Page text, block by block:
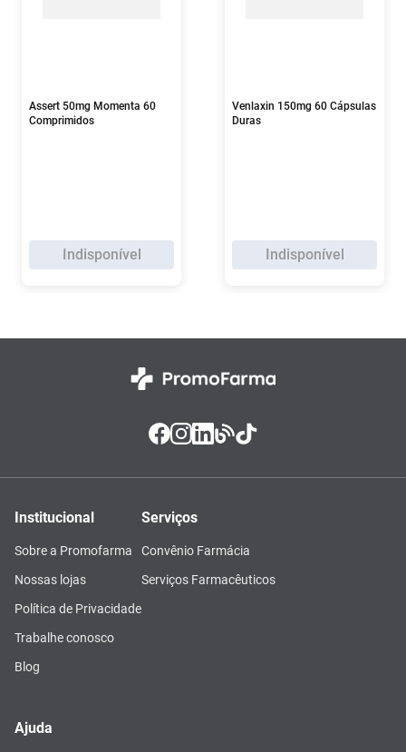
Assert 50mg Momenta 60
Comprimidos
Indisponível
Venlaxin 150mg 60 Cápsulas
Duras
Indisponível
Institucional
Sobre a Promofarma
Nossas lojas
Política de Privacidade
Trabalhe conosco
Blog
Serviços
Convênio Farmácia
Serviços Farmacêuticos
Ajuda